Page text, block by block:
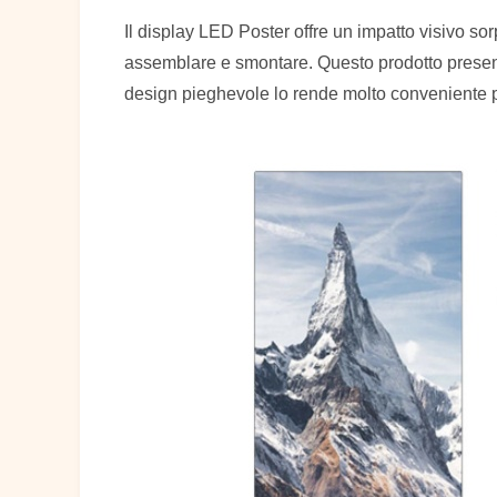
Il display LED Poster offre un impatto visivo
assemblare e smontare. Questo prodotto
design pieghevole lo rende molto